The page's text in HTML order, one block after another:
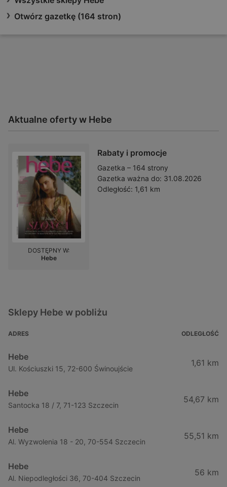
Otwórz gazetkę (164 stron)
Aktualne oferty w Hebe
Rabaty i promocje
Gazetka – 164 strony
Gazetka ważna do: 31.08.2026
Odległość: 1,61 km
DOSTĘPNY W:
Hebe
Sklepy Hebe w pobliżu
ADRES ODLEGŁOŚĆ
Hebe
Ul. Kościuszki 15, 72-600 Świnoujście
1,61 km
Hebe
Santocka 18 / 7, 71-123 Szczecin
54,67 km
Hebe
Al. Wyzwolenia 18 - 20, 70-554 Szczecin
55,51 km
Hebe
Al. Niepodległości 36, 70-404 Szczecin
56 km